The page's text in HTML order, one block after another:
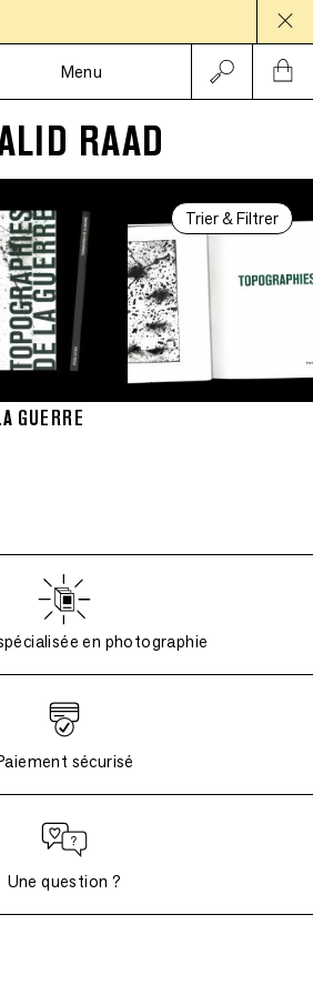
Menu
RAAD
Trier & Filtrer
GUERRE
en photographie
sécurisé
Une question ?